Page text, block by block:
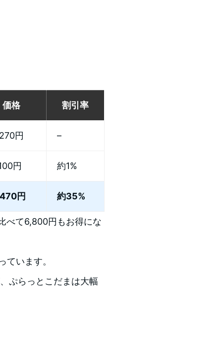
価格 割引率
円 –
円 約1%
円 約35%
べて6,800円もお得にな
います。
ぷらっとこだまは大幅